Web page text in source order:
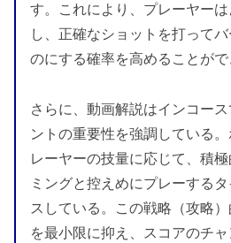
す。これにより、プレーヤー
し、正確なショットを打って
のにする確率を高めることがで
さらに、動画解説はインコー
ントの重要性を強調している
レーヤーの技量に応じて、積
ミングと控えめにプレーする
スしている。この戦略（攻略
を最小限に抑え、スコアのチ